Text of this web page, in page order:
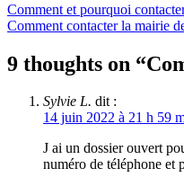
Comment et pourquoi
Comment contacter la mairie
9 thoughts on “
Sylvie L. dit :
14 juin 2022 à 21 h 59
J ai un dossier ouvert
numéro de téléphone et